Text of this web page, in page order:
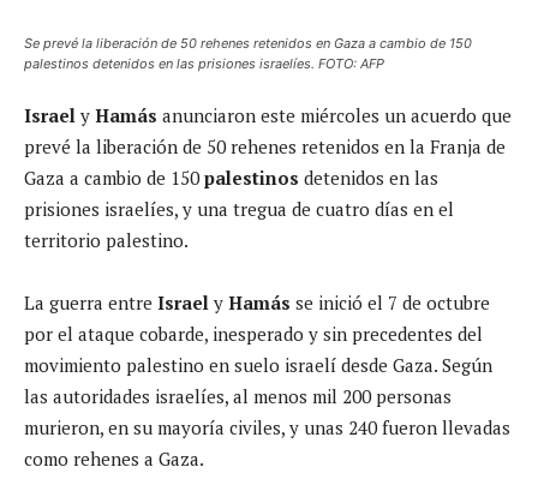
Se prevé la liberación de 50 rehenes retenidos en Gaza a cambio de 150
palestinos detenidos en las prisiones israelíes. FOTO: AFP
Israel y Hamás anunciaron este miércoles un acuerdo que
prevé la liberación de 50 rehenes retenidos en la Franja de
Gaza a cambio de 150palestinos detenidos en las
prisiones israelíes, y una tregua de cuatro días en el
territorio palestino.
La guerra entre Israel y Hamás se inició el 7 de octubre
por el ataque cobarde, inesperado y sin precedentes del
movimiento palestino en suelo israelí desde Gaza. Según
las autoridades israelíes, al menos mil 200 personas
murieron, en su mayoría civiles, y unas 240 fueron llevadas
como rehenes a Gaza.